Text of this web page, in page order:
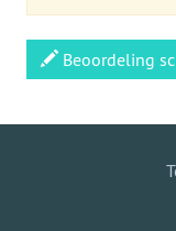
Beoordeling